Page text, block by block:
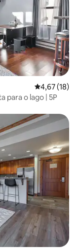
4,67 de uma
4,67 (18)
para o lago | 5P